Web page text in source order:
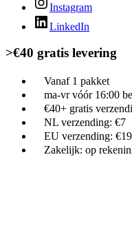
Instagram
LinkedIn
>€40 gratis levering
Vanaf 1 pakket
ma-vr vóór 16:00
€40+ gratis
NL verzending: €7
EU verzending:
Zakelijk: op